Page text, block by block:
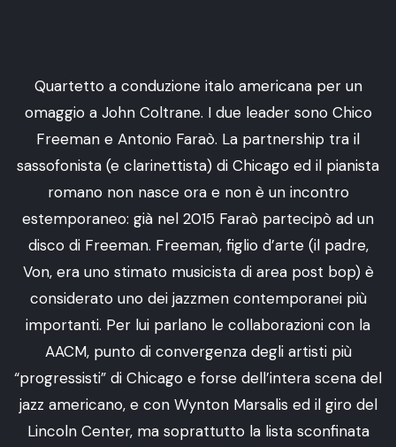
Quartetto a conduzione italo americana per un
omaggio a John Coltrane. I due leader sono Chico
Freeman e Antonio Faraò. La partnership tra il
sassofonista (e clarinettista) di Chicago ed il pianista
romano non nasce ora e non è un incontro
estemporaneo: già nel 2015 Faraò partecipò ad un
disco di Freeman. Freeman, figlio d’arte (il padre,
Von, era uno stimato musicista di area post bop) è
considerato uno dei jazzmen contemporanei più
importanti. Per lui parlano le collaborazioni con la
AACM, punto di convergenza degli artisti più
“progressisti” di Chicago e forse dell’intera scena del
jazz americano, e con Wynton Marsalis ed il giro del
Lincoln Center, ma soprattutto la lista sconfinata